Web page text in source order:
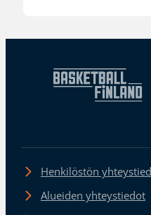
Henkilöstön
Alueiden yhteystiedot